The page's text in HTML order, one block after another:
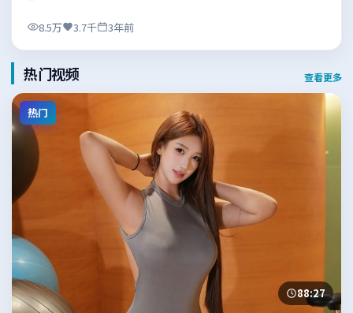
8.5万 3.7千 3年前
热门视频 查看更多
热门
88:27